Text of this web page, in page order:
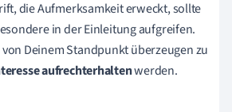
die Aufmerksamkeit erweckt, sollte
in der Einleitung aufgreifen.
Deinem Standpunkt überzeugen zu
aufrechterhaltenwerden.